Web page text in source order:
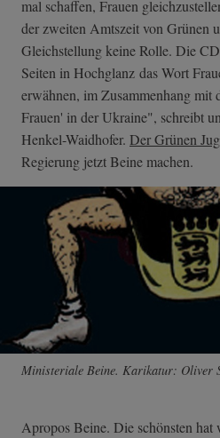
mal schaffen, Frauen
der zweiten Amtszeit von Grünen
Gleichstellung keine Rolle. Die
Seiten in Hochglanz das Wort
erwähnen, im Zusammenhang mit
Frauen' in der Ukraine", schreibt
Henkel-Waidhofer. Der Grünen
Regierung jetzt Beine machen.
Ministeriale Beine. Karikatur: Oliver
Apropos Beine. Die schönsten hat